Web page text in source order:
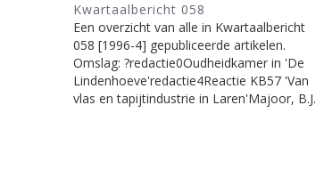
Kwartaalbericht 058
Een overzicht van alle in Kwartaalbericht
058 [1996-4] gepubliceerde artikelen.
Omslag: ?redactie0Oudheidkamer in 'De
Lindenhoeve'redactie4Reactie KB57 'Van
vlas en tapijtindustrie in Laren'Majoor, B.J.